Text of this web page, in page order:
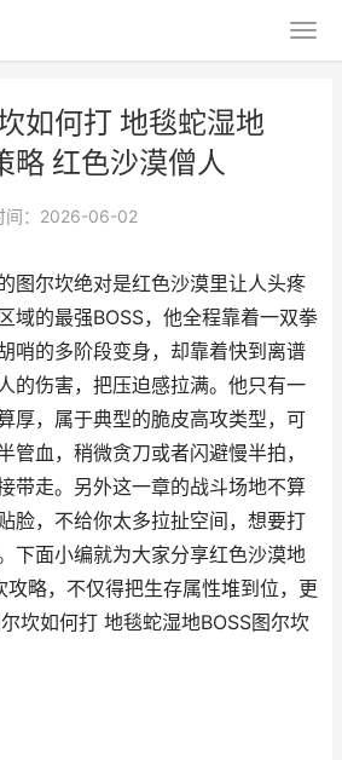
如何打 地毯蛇湿地
略 红色沙漠僧人
间：2026-06-02
图尔坎绝对是红色沙漠里让人头疼
域的最强BOSS，他全程靠着一双拳
哨的多阶段变身，却靠着快到离谱
的伤害，把压迫感拉满。他只有一
厚，属于典型的脆皮高攻类型，可
管血，稍微贪刀或者闪避慢半拍，
带走。另外这一章的战斗场地不算
脸，不给你太多拉扯空间，想要打
下面小编就为大家分享红色沙漠地
攻略，不仅得把生存属性堆到位，更
坎如何打 地毯蛇湿地BOSS图尔坎